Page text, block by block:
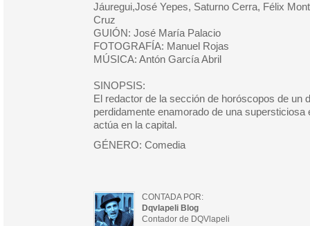
Jáuregui,José Yepes, Saturno Cerra, Félix
Cruz
GUIÓN: José María Palacio
FOTOGRAFÍA: Manuel Rojas
MÚSICA: Antón García Abril
SINOPSIS:
El redactor de la sección de horóscopos de un
perdidamente enamorado de una supersticiosa
actúa en la capital.
GÉNERO: Comedia
CONTADA POR:
Dqvlapeli Blog
Contador de DQVlapeli